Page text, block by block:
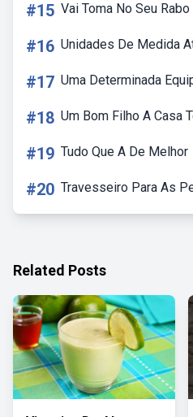
#15 Vai Toma No Seu Rabo
#16 Unidades De Medida
#17 Uma Determinada
#18 Um Bom Filho A Casa
#19 Tudo Que A De Melhor
#20 Travesseiro Para As
Related Posts